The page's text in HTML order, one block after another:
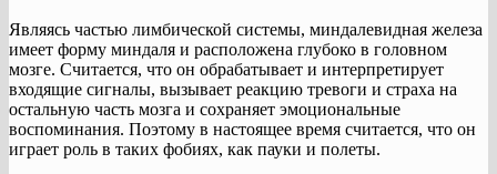
Являясь частью лимбической системы, миндалевидная железа
имеет форму миндаля и расположена глубоко в головном
мозге. Считается, что он обрабатывает и интерпретирует
входящие сигналы, вызывает реакцию тревоги и страха на
остальную часть мозга и сохраняет эмоциональные
воспоминания. Поэтому в настоящее время считается, что он
играет роль в таких фобиях, как пауки и полеты.